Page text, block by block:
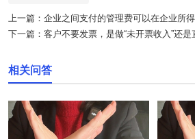
上一篇： 企业之间支付的管理费可以在企业所
下一篇： 客户不要发票，是做“未开票收入”还是
相关问答